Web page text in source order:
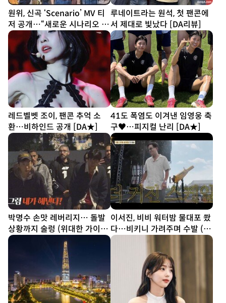
원위, 신곡 ‘Scenario’ MV 티
저 공개…“새로운 시나리오 쓴
다”
루네이트라는 원석, 첫 팬콘에
서 제대로 빛났다 [DA리뷰]
레드벨벳 조이, 팬콘 추억 소
환…비하인드 공개 [DA★]
41도 폭염도 이겨낸 임영웅 축
구♥…피지컬 난리 [DA★]
박명수 손맛 레버리지… 돌발
상황까지 술렁 (위대한 가이드
3)
이서진, 비비 워터밤 물대포 쐈
다…비키니 가려주며 수발 (비
서진)